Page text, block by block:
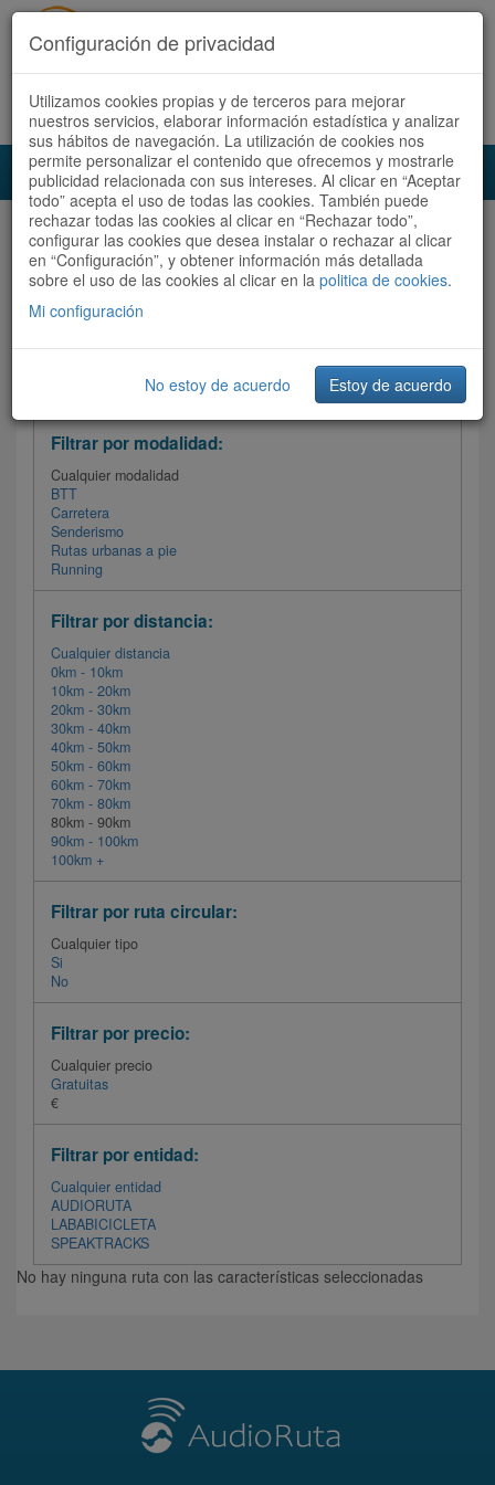
Acceder Registrate ahora Español | Català
Audioruta Todas las rutas
Todas las rutas Ordenar por:Más recientes
Filtrar las rutas
Filtrar por modalidad:
Cualquier modalidad
BTT
Carretera
Senderismo
Rutas urbanas a pie
Running
Filtrar por distancia:
Cualquier distancia
0km - 10km
10km - 20km
20km - 30km
30km - 40km
40km - 50km
50km - 60km
60km - 70km
70km - 80km
80km - 90km
90km - 100km
100km +
Filtrar por ruta circular:
Cualquier tipo
Si
No
Filtrar por precio:
Cualquier precio
Gratuitas
€
Filtrar por entidad:
Cualquier entidad
AUDIORUTA
LABABICICLETA
SPEAKTRACKS
No hay ninguna ruta con las características seleccionadas
Configuración de privacidad
Utilizamos cookies propias y de terceros para mejorar
nuestros servicios, elaborar información estadística y analizar
sus hábitos de navegación. La utilización de cookies nos
permite personalizar el contenido que ofrecemos y mostrarle
publicidad relacionada con sus intereses. Al clicar en “Aceptar
todo” acepta el uso de todas las cookies. También puede
rechazar todas las cookies al clicar en “Rechazar todo”,
configurar las cookies que desea instalar o rechazar al clicar
en “Configuración”, y obtener información más detallada
sobre el uso de las cookies al clicar en la politica de cookies.
Mi configuración
No estoy de acuerdo Estoy de acuerdo